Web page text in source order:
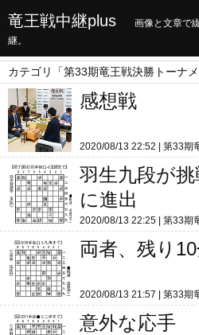
竜王戦中継plus
画像と文章で
継。
カテゴリ「第33期竜王戦決勝トーナ
感想戦
2020/08/13 22:52 第33期
羽生九段が
に進出
2020/08/13 22:25 第33期
両者、残り
2020/08/13 21:57 第33期
意外な応手